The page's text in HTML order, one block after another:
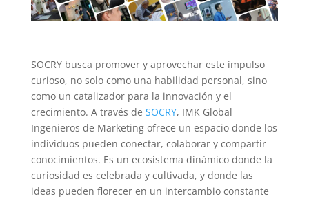
SOCRY busca promover y aprovechar este impulso
curioso, no solo como una habilidad personal, sino
como un catalizador para la innovación y el
crecimiento. A través de SOCRY, IMK Global
Ingenieros de Marketing ofrece un espacio donde los
individuos pueden conectar, colaborar y compartir
conocimientos. Es un ecosistema dinámico donde la
curiosidad es celebrada y cultivada, y donde las
ideas pueden florecer en un intercambio constante